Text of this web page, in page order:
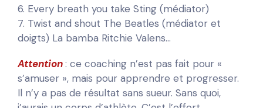
6. Every breath you take Sting (médiator)
7. Twist and shout The Beatles (médiator et
doigts) La bamba Ritchie Valens...
Attention: ce coaching n’est pas fait pour «
s’amuser », mais pour apprendre et progresser.
Il n’y a pas de résultat sans sueur. Sans quoi,